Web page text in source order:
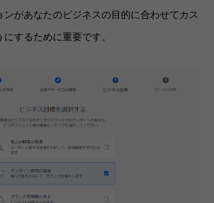
ンがあなたのビジネスの目的に合わせてカス
するために重要です。